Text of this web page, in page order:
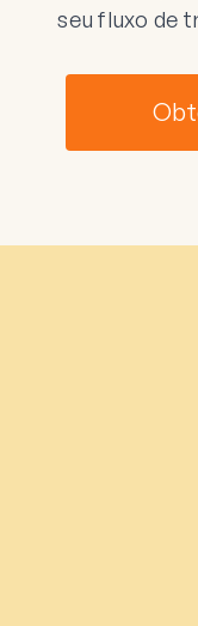
seu fluxo de